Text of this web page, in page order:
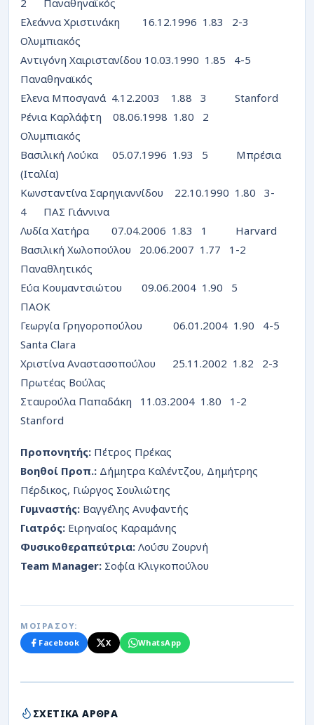
Ελεάννα Χριστινάκη 16.12.1996 1.83 2-3
Ολυμπιακός
Αντιγόνη Χαιριστανίδου 10.03.1990 1.85 4-5
Παναθηναϊκός
Ελενα Μποσγανά 4.12.2003 1.88 3 Stanford
Ρένια Καρλάφτη 08.06.1998 1.80 2
Ολυμπιακός
Βασιλική Λούκα 05.07.1996 1.93 5 Μπρέσια
(Ιταλία)
Κωνσταντίνα Σαρηγιαννίδου 22.10.1990 1.80 3-
4 ΠΑΣ Γιάννινα
Λυδία Χατήρα 07.04.2006 1.83 1 Ηarvard
Βασιλική Χωλοπούλου 20.06.2007 1.77 1-2
Παναθλητικός
Εύα Κουμαντσιώτου 09.06.2004 1.90 5
ΠΑΟΚ
Γεωργία Γρηγοροπούλου 06.01.2004 1.90 4-5
Santa Clara
Χριστίνα Αναστασοπούλου 25.11.2002 1.82 2-3
Πρωτέας Βούλας
Σταυρούλα Παπαδάκη 11.03.2004 1.80 1-2
Stanford
Προπονητής: Πέτρος Πρέκας
Βοηθοί Προπ.: Δήμητρα Καλέντζου, Δημήτρης
Πέρδικος, Γιώργος Σουλιώτης
Γυμναστής: Βαγγέλης Ανυφαντής
Γιατρός: Ειρηναίος Καραμάνης
Φυσικοθεραπεύτρια: Λούσυ Ζουρνή
Team Manager: Σοφία Κλιγκοπούλου
ΜΟΙΡΑΣΟΥ:
Facebook
X WhatsApp
ΣΧΕΤΙΚΑ ΑΡΘΡΑ